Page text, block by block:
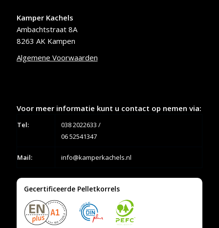
Kamper Kachels
Ambachtstraat 8A
8263 AK Kampen
Algemene Voorwaarden
Voor meer informatie kunt u contact op nemen via:
Tel: 038 2022633 /
06 52541347
Mail: info@kamperkachels.nl
Gecertificeerde Pelletkorrels